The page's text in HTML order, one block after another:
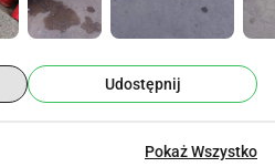
Udostępnij
Pokaż Wszystko